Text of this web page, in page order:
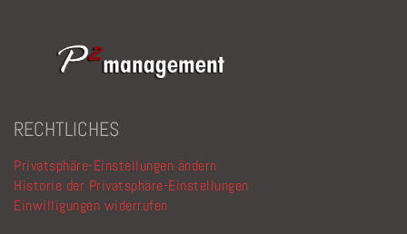
RECHTLICHES
Privatsphäre-Einstellungen ändern
Historie der Privatsphäre-Einstellungen
Einwilligungen widerrufen